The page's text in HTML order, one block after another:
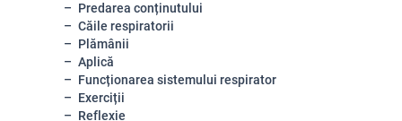
Predarea conținutului
Căile respiratorii
Plămânii
Aplică
Funcționarea sistemului respirator
Exerciții
Reflexie